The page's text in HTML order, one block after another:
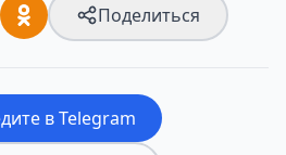
Поделиться
в Telegram